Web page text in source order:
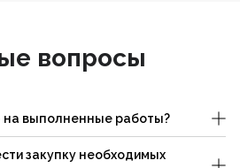
вопросы
на выполненные работы?
закупку необходимых